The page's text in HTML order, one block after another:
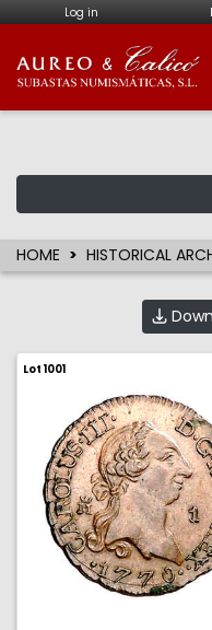
Log in
Aureo
HOME HISTORICAL
Lot 1001